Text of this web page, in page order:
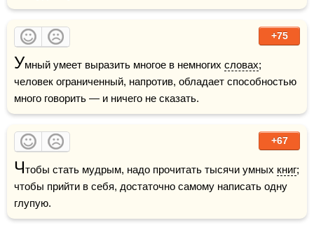
+75
Умный умеет выразить многое в немногих словах;
человек ограниченный, напротив, обладает способностью
много говорить — и ничего не сказать.
+67
Чтобы стать мудрым, надо прочитать тысячи умных книг;
чтобы прийти в себя, достаточно самому написать одну
глупую.